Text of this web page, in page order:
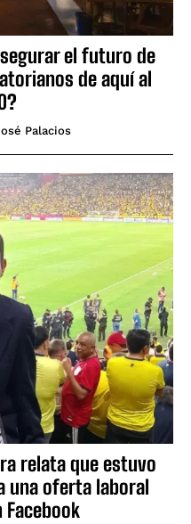
el futuro de
de aquí al
Palacios
relata que estuvo
una oferta laboral